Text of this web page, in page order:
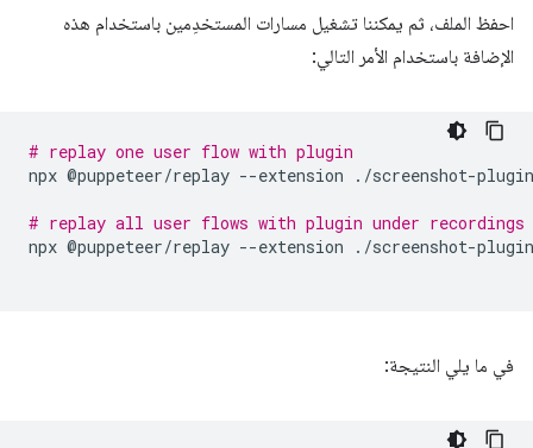
احفظ الملف، ثم يمكننا تشغيل مسارات المستخدِمين باستخدام هذه
الإضافة باستخدام الأمر التالي:
# replay one user flow with plugin
npx @puppeteer/replay --extension ./screenshot-
# replay all user flows with plugin under
npx @puppeteer/replay --extension ./screenshot-
في ما يلي النتيجة: